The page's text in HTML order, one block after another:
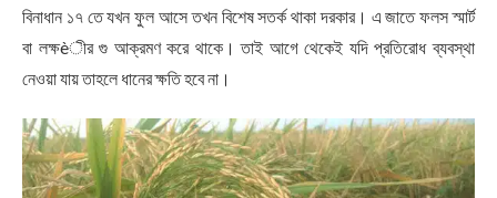
বিনাধান ১৭ তে যখন ফুল আসে তখন বিশেষ সতর্ক থাকা দরকার। এ জাতে ফলস স্মার্ট
বা লক্ষèীর গু আক্রমণ করে থাকে। তাই আগে থেকেই যদি প্রতিরোধ ব্যবস্থা
নেওয়া যায় তাহলে ধানের ক্ষতি হবে না।